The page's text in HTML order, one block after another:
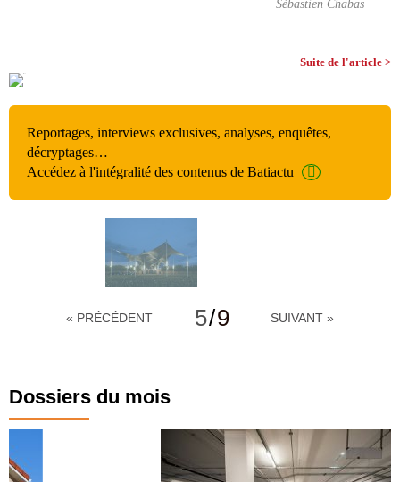
Sébastien Chabas
Suite de l'article >
Reportages, interviews exclusives, analyses, enquêtes,
décryptages…
Accédez à l'intégralité des contenus de Batiactu
« PRÉCÉDENT 5/9 SUIVANT »
Dossiers du mois